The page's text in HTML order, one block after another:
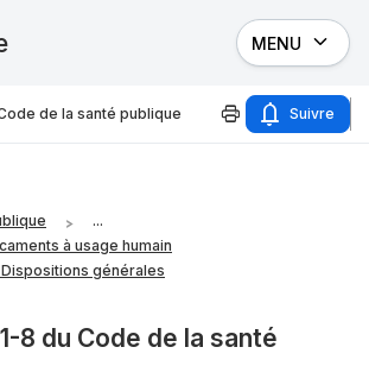
MENU
de la santé publique Suivre
...
à usage humain
générales
8 du Code de la santé